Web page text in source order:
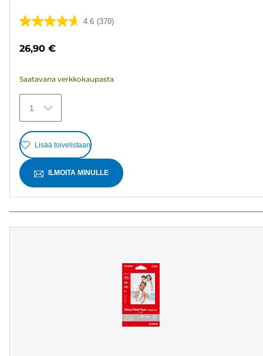
4.6 (370)
4.6/5
370
26,90 €
Saatavana verkkokaupasta
1
Lisää toivelistaan
ILMOITA MINULLE